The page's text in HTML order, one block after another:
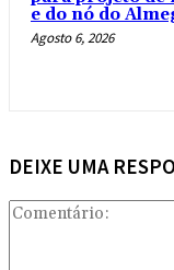
e do nó do
Agosto 6, 2026
DEIXE UMA